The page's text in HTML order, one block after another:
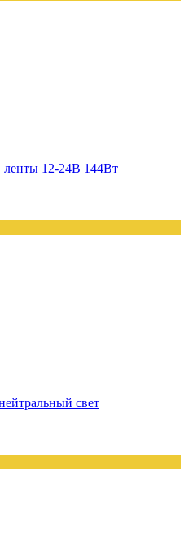
ленты 12-24В 144Вт
свет